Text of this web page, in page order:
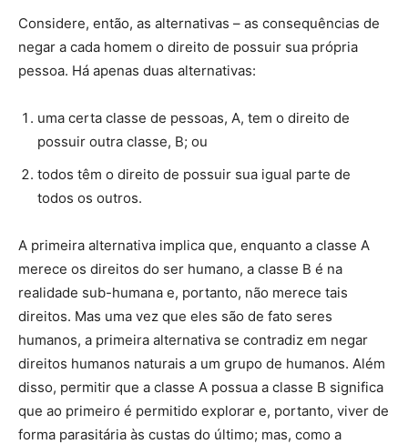
Considere, então, as alternativas – as consequências de
negar a cada homem o direito de possuir sua própria
pessoa. Há apenas duas alternativas:
uma certa classe de pessoas, A, tem o direito de
possuir outra classe, B; ou
todos têm o direito de possuir sua igual parte de
todos os outros.
A primeira alternativa implica que, enquanto a classe A
merece os direitos do ser humano, a classe B é na
realidade sub-humana e, portanto, não merece tais
direitos. Mas uma vez que eles são de fato seres
humanos, a primeira alternativa se contradiz em negar
direitos humanos naturais a um grupo de humanos. Além
disso, permitir que a classe A possua a classe B significa
que ao primeiro é permitido explorar e, portanto, viver de
forma parasitária às custas do último; mas, como a